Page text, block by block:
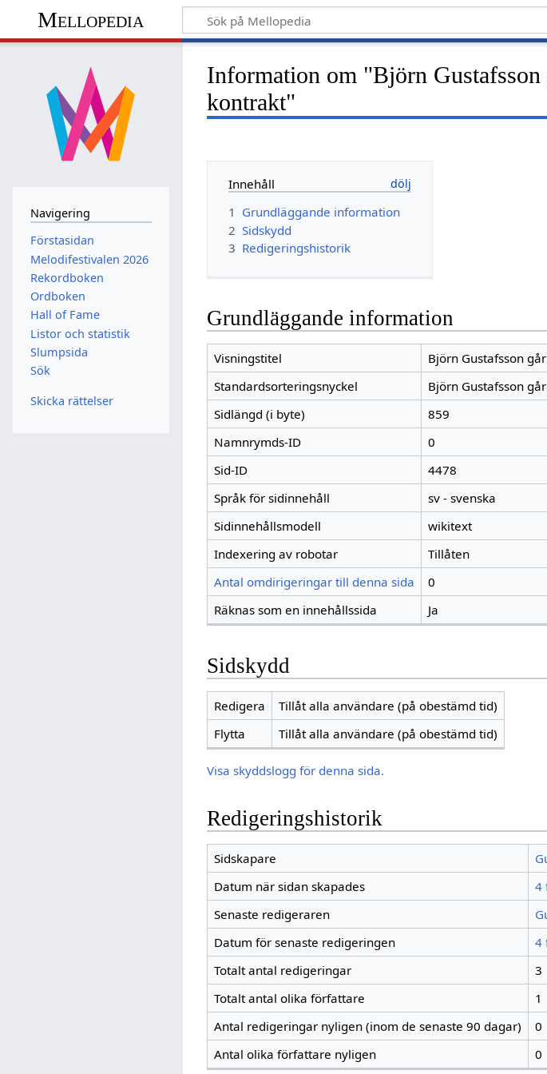
Mellopedia
Information om "Björn Gustafsson
kontrakt"
Innehåll
1 Grundläggande information
2 Sidskydd
3 Redigeringshistorik
Grundläggande information
Visningstitel
Björn Gustafsson
Standardsorteringsnyckel
Björn Gustafsson
Sidlängd (i byte)
859
Namnrymds-ID
0
Sid-ID
4478
Språk för sidinnehåll
sv - svenska
Sidinnehållsmodell
wikitext
Indexering av robotar
Tillåten
Antal omdirigeringar till denna sida
0
Räknas som en innehållssida
Ja
Sidskydd
Redigera
Tillåt alla användare (på obestämd tid)
Flytta
Tillåt alla användare (på obestämd tid)
Visa skyddslogg för denna sida.
Redigeringshistorik
Sidskapare
Datum när sidan skapades
4
Senaste redigeraren
Datum för senaste redigeringen
4
Totalt antal redigeringar
3
Totalt antal olika författare
1
Antal redigeringar nyligen (inom de senaste 90 dagar)
0
Antal olika författare nyligen
0
Navigering
Förstasidan
Melodifestivalen 2026
Rekordboken
Ordboken
Hall of Fame
Listor och statistik
Slumpsida
Sök
Skicka rättelser